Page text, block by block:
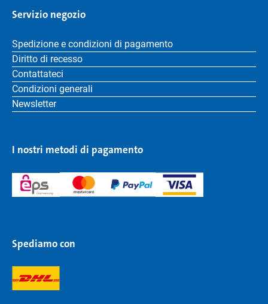
Servizio negozio
Spedizione e condizioni di pagamento
Diritto di recesso
Contattateci
Condizioni generali
Newsletter
I nostri metodi di pagamento
Spediamo con